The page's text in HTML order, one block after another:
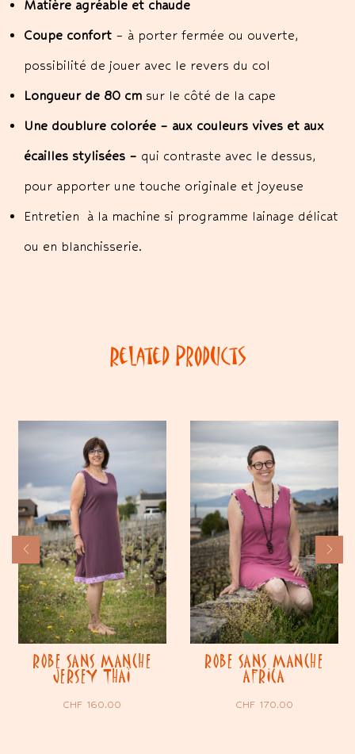
Matière agréable et chaude
Coupe confort – à porter fermée ou ouverte,
possibilité de jouer avec le revers du col
Longueur de 80 cm sur le côté de la cape
Une doublure colorée – aux couleurs vives et aux
écailles stylisées – qui contraste avec le dessus,
pour apporter une touche originale et joyeuse
Entretien à la machine si programme lainage délicat
ou en blanchisserie.
Related Products
ROBE SANS MANCHE
JERSEY THAÏ
CHF 160.00
ROBE SANS MANCHE
AFRICA
CHF170.00